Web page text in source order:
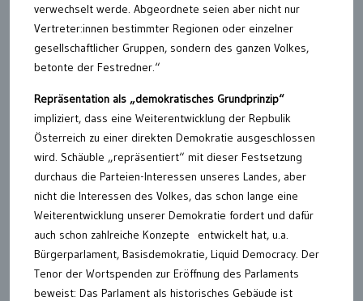
verwechselt werde. Abgeordnete seien aber nicht nur
Vertreter:innen bestimmter Regionen oder einzelner
gesellschaftlicher Gruppen, sondern des ganzen Volkes,
betonte der Festredner.“
Repräsentation als „demokratisches Grundprinzip“
impliziert, dass eine Weiterentwicklung der Repbulik
Österreich zu einer direkten Demokratie ausgeschlossen
wird. Schäuble „repräsentiert“ mit dieser Festsetzung
durchaus die Parteien-Interessen unseres Landes, aber
nicht die Interessen des Volkes, das schon lange eine
Weiterentwicklung unserer Demokratie fordert und dafür
auch schon zahlreiche Konzepte entwickelt hat, u.a.
Bürgerparlament, Basisdemokratie, Liquid Democracy. Der
Tenor der Wortspenden zur Eröffnung des Parlaments
beweist: Das Parlament als historisches Gebäude ist